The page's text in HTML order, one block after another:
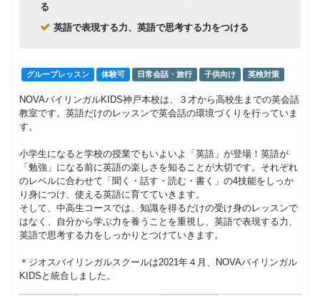
Class2c,2b,2a
9,500
る
英語で表現する力、英語で思考する力をつける
グループレッスン 体験可 日常会話・旅行 子供向け 英検対策
NOVAバイリンガルKIDS神戸本校は、３才から高校生までの英会話
教室です。英語だけのレッスンで英会話の環境づくりを行っていま
す。
小学生になると学校の授業でもいよいよ「英語」が登場！英語が
「勉強」になる前に英語の楽しさを知ることが大切です。それぞれ
のレベルに合わせて「聞く・話す・読む・書く」の4技能をしっか
り身につけ、使える英語に育てていきます。
そして、中高生コースでは、知識を得るだけの受け身のレッスンで
はなく、自分から学ぶ力を養うことを重視し、英語で表現する力、
英語で思考する力をしっかりとつけていきます。
＊ジオスバイリンガルスクールは2021年４月、NOVAバイリンガル
KIDSと統合しました。